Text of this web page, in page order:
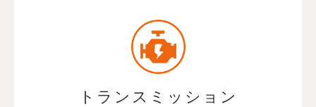
トランスミッション